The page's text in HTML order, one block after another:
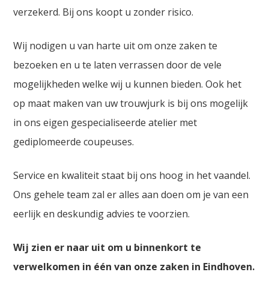
verzekerd. Bij ons koopt u zonder risico.
Wij nodigen u van harte uit om onze zaken te
bezoeken en u te laten verrassen door de vele
mogelijkheden welke wij u kunnen bieden. Ook het
op maat maken van uw trouwjurk is bij ons mogelijk
in ons eigen gespecialiseerde atelier met
gediplomeerde coupeuses.
Service en kwaliteit staat bij ons hoog in het vaandel.
Ons gehele team zal er alles aan doen om je van een
eerlijk en deskundig advies te voorzien.
Wij zien er naar uit om u binnenkort te
verwelkomen in één van onze zaken in Eindhoven.